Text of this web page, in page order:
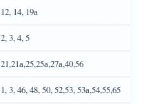
12, 14, 19а
2, 3, 4, 5
21,21а,25,25а,27а,40,56
1, 3, 46, 48, 50, 52,53, 53а,54,55,65